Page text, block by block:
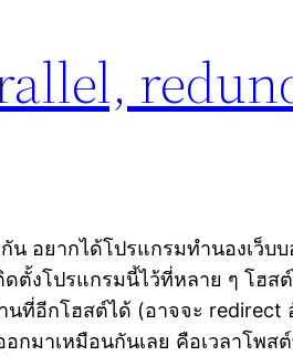
น อยากได้โปรแกรมทำนองเว็บ
ตั้งโปรแกรมนี้ไว้ที่หลาย ๆ โฮส
นที่อีกโฮสต์ได้ (อาจจะ redirect
กมาเหมือนกันเลย คือเวลาโพส